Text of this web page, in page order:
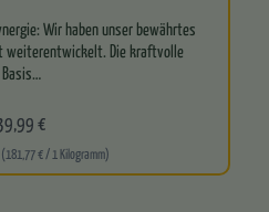
Wir haben unser bewährtes
weiterentwickelt. Die kraftvolle
Basis…
€
€ / 1 Kilogramm)